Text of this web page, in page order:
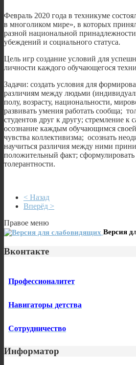
Февраль 2020 года в техникуме
в многоликом мире», в которых
разной национальной
убеждений и социального статуса.
Цель игр создание условий для
личности каждого обучающегося
Задачи: создать условия для
различиям между людьми
полу, возрасту, национальности,
развивать умения работать сообща;
студентов друг к другу; стремление к
осознание каждым обучающимся
чувства коллективизма; осознать
научиться различия между ними
положительный факт;
толерантности.
< Назад
Вперёд >
Правое меню
Версия
Вконтакте
Профессионалитет
Навигаторы детства
Сотрудничество
Информатор